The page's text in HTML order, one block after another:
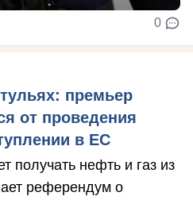
0
премьер
от проведения
в ЕС
получать нефть и газ из
референдум о